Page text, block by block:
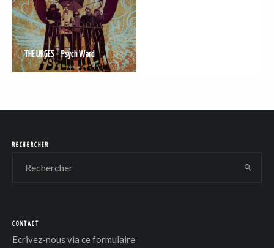
THE URGES – Psych Ward
RECHERCHER
CONTACT
Ecrivez-nous via ce formulaire